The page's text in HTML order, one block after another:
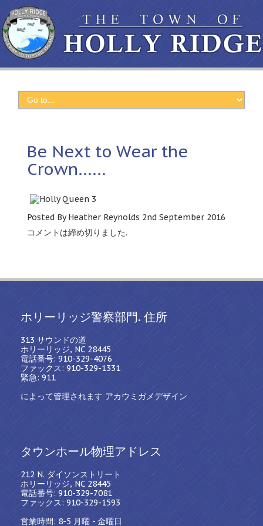
Be Next to Wear the
Crown……
Posted By Heather Reynolds 2nd September 2016
コメントは締め切りました.
ホリーリッジ警察部門. 住所
313 サウンドの道
ホリーリッジ, NC 28445
電話番号: 910-329-4076
ファックス: 910-329-1331
緊急: 911
によって管理されます アカウミガメデザイン
タウンホール物理アドレス
212 N. ダイソンストリート
ホリーリッジ, NC 28445
電話番号: 910-329-7081
ファックス: 910-329-1593
営業時間: 8-5 月曜 - 金曜日